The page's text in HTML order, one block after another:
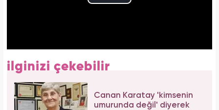
ilginizi çekebilir
Canan Karatay 'kimsenin
umurunda değil' diyerek